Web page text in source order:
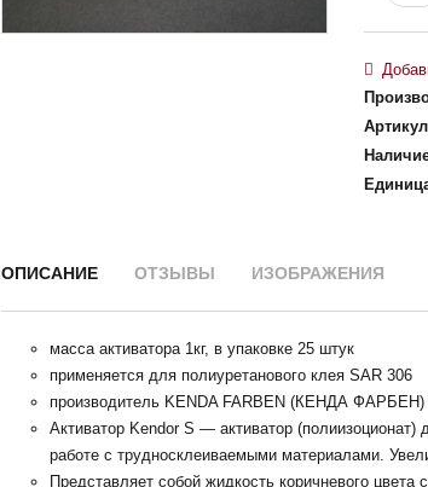
Артикул
ОПИСАНИЕ ОТЗЫВЫ ИЗОБРАЖЕНИЯ
масса активатора 1кг, в упаковке 25 штук
применяется для полиуретанового клея SAR 306
производитель KENDA FARBEN (КЕНДА ФАРБЕН)
Активатор Kendor S — активатор
работе с трудносклеиваемыми материалами.
Представляет собой жидкость коричневого